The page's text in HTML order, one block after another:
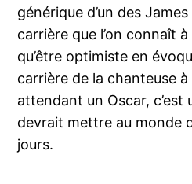
générique d’un des
carrière que l’on connaît
qu’être optimiste en
carrière de la chanteuse à
attendant un Oscar, c’est
devrait mettre au monde
jours.